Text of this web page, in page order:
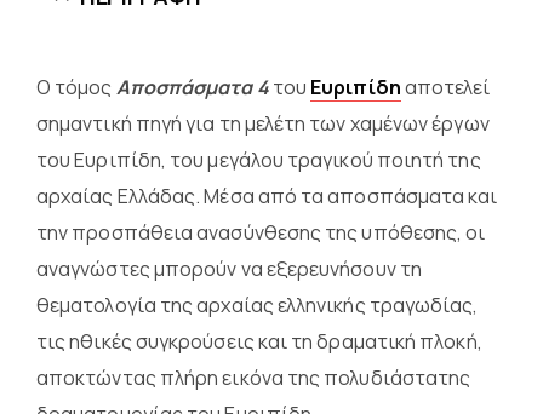
Ο τόμος Αποσπάσματα 4του Ευριπίδηαποτελεί
σημαντική πηγή για τη μελέτη των χαμένων έργων
του Ευριπίδη, του μεγάλου τραγικού ποιητή της
αρχαίας Ελλάδας. Μέσα από τα αποσπάσματα και
την προσπάθεια ανασύνθεσης της υπόθεσης, οι
αναγνώστες μπορούν να εξερευνήσουν τη
θεματολογία της αρχαίας ελληνικής τραγωδίας,
τις ηθικές συγκρούσεις και τη δραματική πλοκή,
αποκτώντας πλήρη εικόνα της πολυδιάστατης